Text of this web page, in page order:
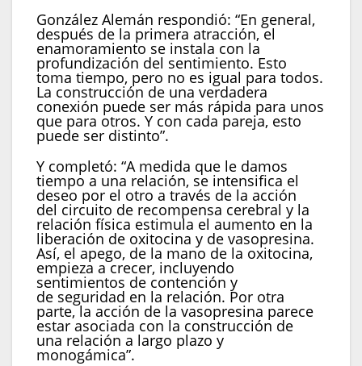
González Alemán respondió: “En general,
después de la primera atracción, el
enamoramiento se instala con la
profundización del sentimiento. Esto
toma tiempo, pero no es igual para todos.
La construcción de una verdadera
conexión puede ser más rápida para unos
que para otros. Y con cada pareja, esto
puede ser distinto”.
Y completó: “A medida que le damos
tiempo a una relación, se intensifica el
deseo por el otro a través de la acción
del circuito de recompensa cerebral y la
relación física estimula el aumento en la
liberación de oxitocina y de vasopresina.
Así, el apego, de la mano de la oxitocina,
empieza a crecer, incluyendo
sentimientos de contención y
de seguridad en la relación. Por otra
parte, la acción de la vasopresina parece
estar asociada con la construcción de
una relación a largo plazo y
monogámica”.